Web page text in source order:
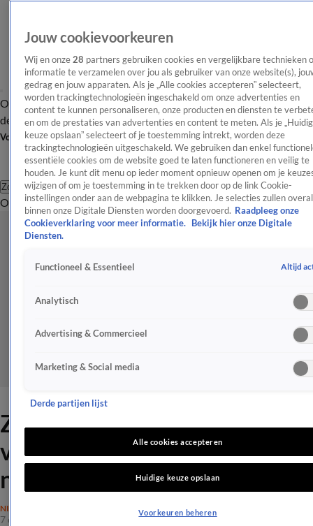
OverzichtAfleveringen Entertainment TV Algemeen
Tip
de redactieNieuwsbrief
Volg Shownieuws
Zoeken
OverzichtEntertainmentSpraakmakendRealityCrimeVideo's
Zó heeft Loiza Lamers haar
vriend ontmoet: ‘Helemaal
nat van de champagne'
NIEUWS
7 okt 2021, 19:31
Jouw cookievoorkeuren
Wij en onze 28 partners gebruiken cookies en vergelijkbare technieken
informatie te verzamelen over jou als gebruiker van onze website(s),
gedrag en jouw apparaten. Als je „Alle cookies accepteren” selecteert,
worden trackingtechnologieën ingeschakeld om onze advertenties en
content te kunnen personaliseren, onze producten en diensten te
en om de prestaties van advertenties en content te meten. Als je
keuze opslaan” selecteert of je toestemming intrekt, worden deze
trackingtechnologieën uitgeschakeld. We gebruiken dan enkel
essentiële cookies om de website goed te laten functioneren en veilig te
houden. Je kunt dit menu op ieder moment opnieuw openen om je
wijzigen of om je toestemming in te trekken door op de link Cookie-
instellingen onder aan de webpagina te klikken. Je selecties zullen overal
binnen onze Digitale Diensten worden doorgevoerd. Raadpleeg onze
Cookieverklaring voor meer informatie.
Bekijk hier onze Digitale
Diensten.
Functioneel & Essentieel Altijd
Analytisch
Advertising & Commercieel
Marketing & Social media
Derde partijen lijst
Alle cookies accepteren
Huidige keuze opslaan
Voorkeuren beheren